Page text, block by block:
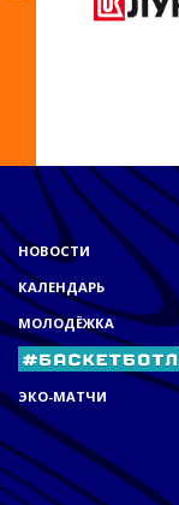
НОВОСТИ
КАЛЕНДАРЬ
МОЛОДЁЖКА
ЭКО-МАТЧИ